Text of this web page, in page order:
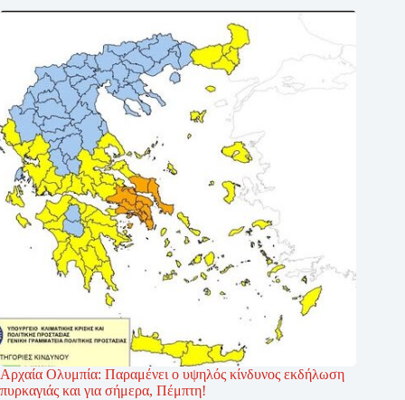
Αρχαία Ολυμπία: Παραμένει ο υψηλός κίνδυνος εκδήλωση
πυρκαγιάς και για σήμερα, Πέμπτη!